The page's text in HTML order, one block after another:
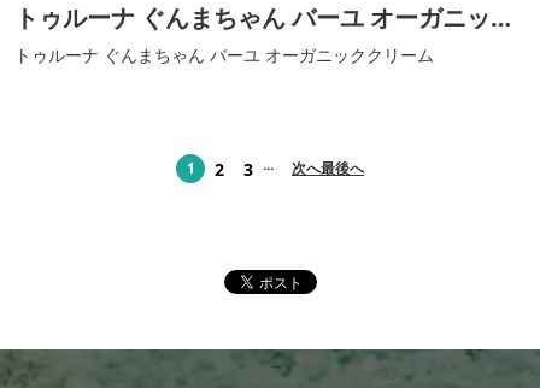
トゥルーナ ぐんまちゃん バーユ オーガニック
クリーム
トゥルーナ ぐんまちゃん バーユ オーガニッククリーム
1 2 3 ... 次へ最後へ